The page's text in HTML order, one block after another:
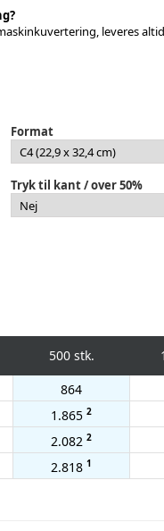
leveres
Format
Tryk til kant / over 50%
500 stk.
864
1.865 2
2.082 2
2.818 1